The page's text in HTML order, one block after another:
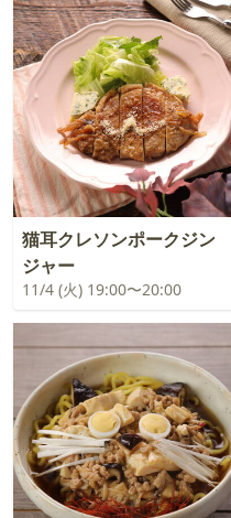
猫耳クレソンポークジン
ジャー
11/4 (火) 19:00〜20:00